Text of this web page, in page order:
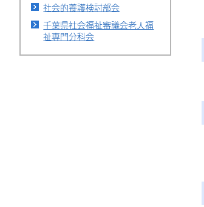
社会的養護検討部会
千葉県社会福祉審議会老人福
祉専門分科会